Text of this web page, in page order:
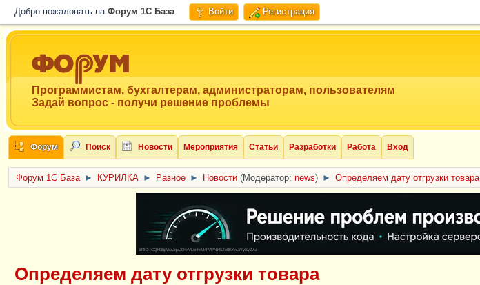
Добро пожаловать на Форум 1C База. Войти Регистрация
Программистам, бухгалтерам, администраторам, пользователям
Задай вопрос - получи решение проблемы
Форум Поиск Новости Мероприятия Статьи Разработки Работа Вход
Форум 1C База ► КУРИЛКА ► Разное ► Новости (Модератор: news) ► Определяем дату отгрузки товара
ERID: CQH36pWzJqVJD4xVLsnhcU4hVPNjkBZe8KKxjJiYySyZAz
Определяем дату отгрузки товара